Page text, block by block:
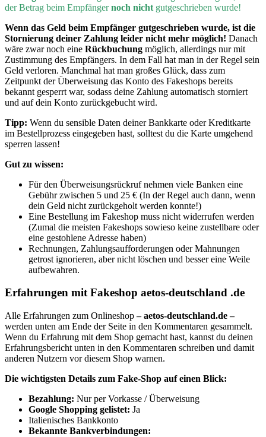
der Betrag beim Empfängernoch nicht gutgeschrieben wurde!
Wenn das Geld beim Empfänger gutgeschrieben wurde, ist die
Stornierung deiner Zahlung leider nicht mehr möglich! Danach
wäre zwar noch eine Rückbuchung möglich, allerdings nur mit
Zustimmung des Empfängers. In dem Fall hat man in der Regel sein
Geld verloren. Manchmal hat man großes Glück, dass zum
Zeitpunkt der Überweisung das Konto des Fakeshops bereits
bekannt gesperrt war, sodass deine Zahlung automatisch storniert
und auf dein Konto zurückgebucht wird.
Tipp: Wenn du sensible Daten deiner Bankkarte oder Kreditkarte
im Bestellprozess eingegeben hast, solltest du die Karte umgehend
sperren lassen!
Gut zu wissen:
Für den Überweisungsrückruf nehmen viele Banken eine
Gebühr zwischen 5 und 25 € (In der Regel auch dann, wenn
dein Geld nicht zurückgeholt werden konnte!)
Eine Bestellung im Fakeshop muss nicht widerrufen werden
(Zumal die meisten Fakeshops sowieso keine zustellbare oder
eine gestohlene Adresse haben)
Rechnungen, Zahlungsaufforderungen oder Mahnungen
getrost ignorieren, aber nicht löschen und besser eine Weile
aufbewahren.
Erfahrungen mit Fakeshop aetos-deutschland .de
Alle Erfahrungen zum Onlineshop– aetos-deutschland.de –
werden unten am Ende der Seite in den Kommentaren gesammelt.
Wenn du Erfahrung mit dem Shop gemacht hast, kannst du deinen
Erfahrungsbericht unten in den Kommentaren schreiben und damit
anderen Nutzern vor diesem Shop warnen.
Die wichtigsten Details zum Fake-Shop auf einen Blick:
Bezahlung: Nur per Vorkasse / Überweisung
Google Shopping gelistet: Ja
Italienisches Bankkonto
Bekannte Bankverbindungen: